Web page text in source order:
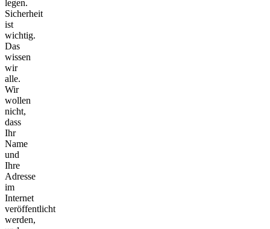
legen.
Sicherheit
ist
wichtig.
Das
wissen
wir
alle.
Wir
wollen
nicht,
dass
Ihr
Name
und
Ihre
Adresse
im
Internet
veröffentlicht
werden,